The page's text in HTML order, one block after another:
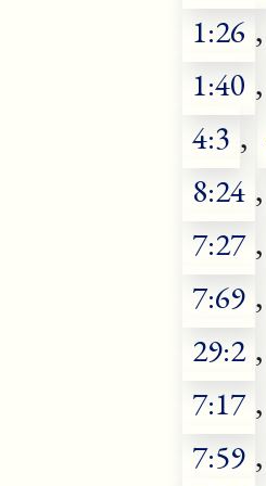
1:26 ,
1:40 ,
4:3 ,
8:24 ,
7:27 ,
7:69 ,
29:2 ,
7:17 ,
7:59 ,